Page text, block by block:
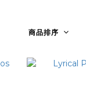
商品排序